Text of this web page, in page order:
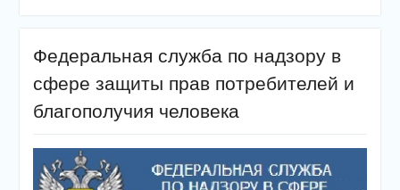
Федеральная служба по надзору в
сфере защиты прав потребителей и
благополучия человека